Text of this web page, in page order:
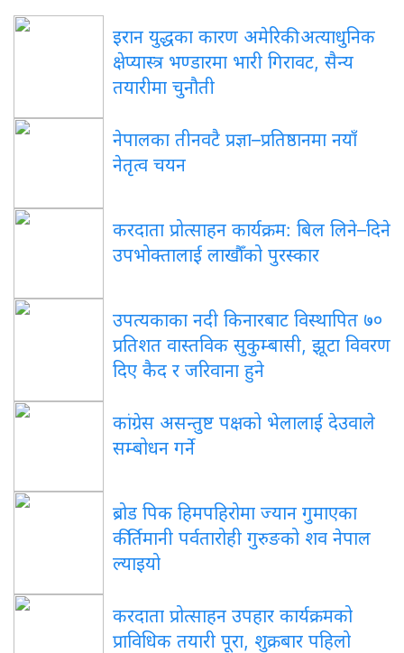
इरान युद्धका कारण अमेरिकी अत्याधुनिक
क्षेप्यास्त्र भण्डारमा भारी गिरावट, सैन्य
तयारीमा चुनौती
नेपालका तीनवटै प्रज्ञा–प्रतिष्ठानमा नयाँ
नेतृत्व चयन
करदाता प्रोत्साहन कार्यक्रम: बिल लिने–दिने
उपभोक्तालाई लाखौँको पुरस्कार
उपत्यकाका नदी किनारबाट विस्थापित ७०
प्रतिशत वास्तविक सुकुम्बासी, झूटा विवरण
दिए कैद र जरिवाना हुने
कांग्रेस असन्तुष्ट पक्षको भेलालाई देउवाले
सम्बोधन गर्ने
ब्रोड पिक हिमपहिरोमा ज्यान गुमाएका
कीर्तिमानी पर्वतारोही गुरुङको शव नेपाल
ल्याइयो
करदाता प्रोत्साहन उपहार कार्यक्रमको
प्राविधिक तयारी पूरा, शुक्रबार पहिलो